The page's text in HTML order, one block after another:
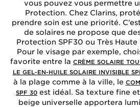
vous pouvez vous permettre
Protection. Chez Clarins,
prendre soin est une priorité.
de solaires ne propose que
Protection SPF30 ou Très
Pour le visage par exemple,
favorite entre la CRÈME SOLAIRE
LE GEL-EN-HUILE SOLAIRE INVISIBLE
à la plage comme à la ville, le
SPF 30 est idéal. Sa texture fine
beige universelle apportera